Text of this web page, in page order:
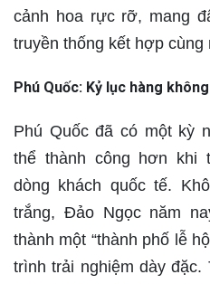
cảnh hoa rực rỡ, mang
truyền thống kết hợp cùng
Phú Quốc: Kỷ lục hàng
Phú Quốc đã có một kỳ
thể thành công hơn khi
dòng khách quốc tế.
trắng, Đảo Ngọc năm
thành một “thành phố lễ
trình trải nghiệm dày đặc.